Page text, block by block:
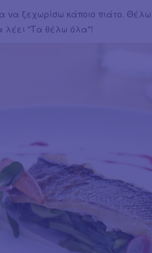
να ξεχωρίσω κάποιο πιάτο.
λέει "Τα θέλω όλα"!